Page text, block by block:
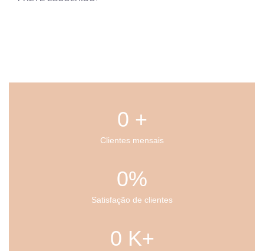
Clientes mensais
0 +
Satisfação de clientes
0%
0 K+